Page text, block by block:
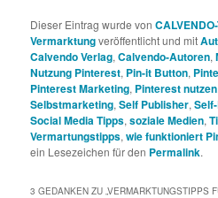
Dieser Eintrag wurde von
Vermarktungveröffentlicht und mit
Calvendo Verlag,Calvendo-Autoren,
Nutzung Pinterest, Pin-it Button,
Pinterest Marketing, Pinterest nutzen
Selbstmarketing,Self Publisher,
Social Media Tipps,soziale Medien,
Vermartungstipps,wie funktioniert
ein Lesezeichen für den Permalink.
3 GEDANKEN ZU „VERMARKTUNGSTIPPS